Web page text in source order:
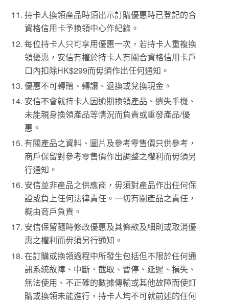
持卡人換領產品時須出示訂購優惠時已登記的合
資格信用卡予換領中心作紀錄。
每位持卡人只可享用優惠一次，若持卡人重複換
領優惠，安信有權於持卡人有關合資格信用卡戶
口內扣除HK$299而毋須作出任何通知。
優惠不可轉贈、轉讓、退換或兌換現金。
安信不會就持卡人因逾期換領產品、遺失手機、
未能親身換領產品等情況而負責或重發產品/優
惠。
有關產品之資料、圖片及參考零售價只供參考，
商戶保留對參考零售價作出調整之權利而毋須另
行通知。
安信並非產品之供應商，毋須對產品作出任何保
證或負上任何法律責任。一切有關產品之責任，
概由商戶負責。
安信保留隨時修改優惠及其條款及細則或取消優
惠之權利而毋須另行通知。
在訂購或換領過程中所發生包括但不限於任何通
訊系統故障、中斷、截取、暫停、延遲、損失、
無法使用、不正確的數據傳輸或其他故障而使訂
購或換領未能進行，持卡人均不可就前述的任何